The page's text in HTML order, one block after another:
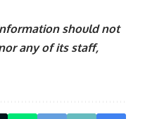
should not
any of its staff,